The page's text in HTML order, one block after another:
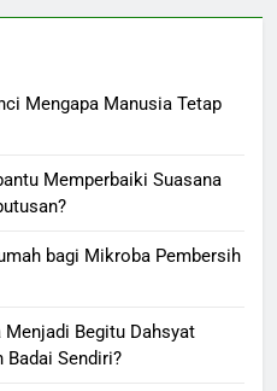
Mengapa Manusia Tetap
Memperbaiki Suasana
bagi Mikroba Pembersih
Menjadi Begitu Dahsyat
Badai Sendiri?